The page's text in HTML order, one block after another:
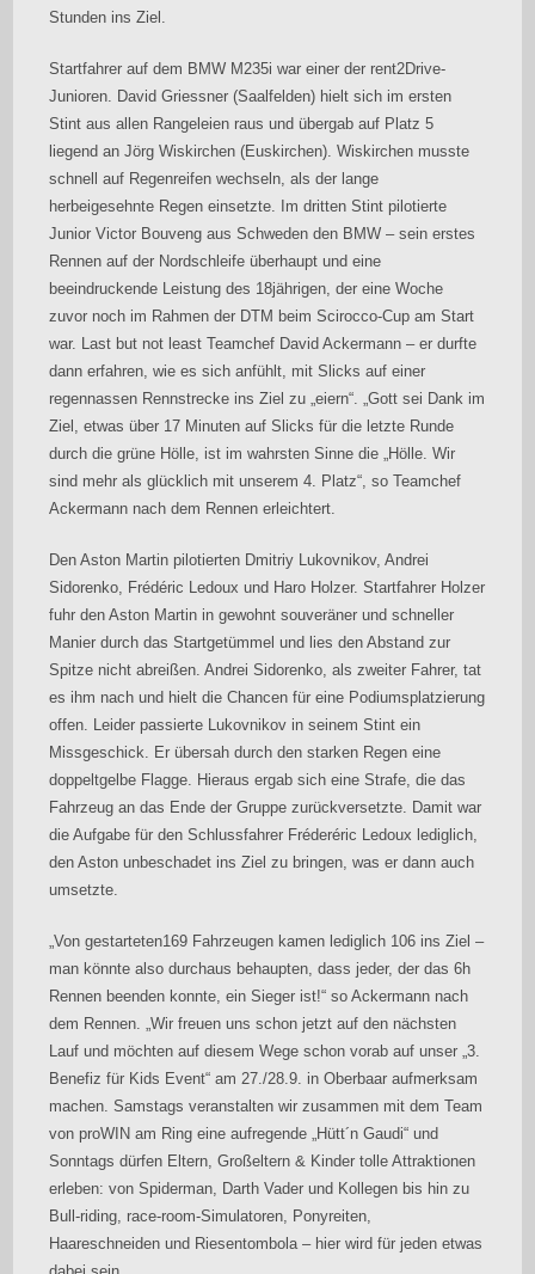
Stunden ins Ziel.
Startfahrer auf dem BMW M235i war einer der rent2Drive-
Junioren. David Griessner (Saalfelden) hielt sich im ersten
Stint aus allen Rangeleien raus und übergab auf Platz 5
liegend an Jörg Wiskirchen (Euskirchen). Wiskirchen musste
schnell auf Regenreifen wechseln, als der lange
herbeigesehnte Regen einsetzte. Im dritten Stint pilotierte
Junior Victor Bouveng aus Schweden den BMW – sein erstes
Rennen auf der Nordschleife überhaupt und eine
beeindruckende Leistung des 18jährigen, der eine Woche
zuvor noch im Rahmen der DTM beim Scirocco-Cup am Start
war. Last but not least Teamchef David Ackermann – er durfte
dann erfahren, wie es sich anfühlt, mit Slicks auf einer
regennassen Rennstrecke ins Ziel zu „eiern“. „Gott sei Dank im
Ziel, etwas über 17 Minuten auf Slicks für die letzte Runde
durch die grüne Hölle, ist im wahrsten Sinne die „Hölle. Wir
sind mehr als glücklich mit unserem 4. Platz“, so Teamchef
Ackermann nach dem Rennen erleichtert.
Den Aston Martin pilotierten Dmitriy Lukovnikov, Andrei
Sidorenko, Frédéric Ledoux und Haro Holzer. Startfahrer Holzer
fuhr den Aston Martin in gewohnt souveräner und schneller
Manier durch das Startgetümmel und lies den Abstand zur
Spitze nicht abreißen. Andrei Sidorenko, als zweiter Fahrer, tat
es ihm nach und hielt die Chancen für eine Podiumsplatzierung
offen. Leider passierte Lukovnikov in seinem Stint ein
Missgeschick. Er übersah durch den starken Regen eine
doppeltgelbe Flagge. Hieraus ergab sich eine Strafe, die das
Fahrzeug an das Ende der Gruppe zurückversetzte. Damit war
die Aufgabe für den Schlussfahrer Fréderéric Ledoux lediglich,
den Aston unbeschadet ins Ziel zu bringen, was er dann auch
umsetzte.
„Von gestarteten169 Fahrzeugen kamen lediglich 106 ins Ziel –
man könnte also durchaus behaupten, dass jeder, der das 6h
Rennen beenden konnte, ein Sieger ist!“ so Ackermann nach
dem Rennen. „Wir freuen uns schon jetzt auf den nächsten
Lauf und möchten auf diesem Wege schon vorab auf unser „3.
Benefiz für Kids Event“ am 27./28.9. in Oberbaar aufmerksam
machen. Samstags veranstalten wir zusammen mit dem Team
von proWIN am Ring eine aufregende „Hütt´n Gaudi“ und
Sonntags dürfen Eltern, Großeltern & Kinder tolle Attraktionen
erleben: von Spiderman, Darth Vader und Kollegen bis hin zu
Bull-riding, race-room-Simulatoren, Ponyreiten,
Haareschneiden und Riesentombola – hier wird für jeden etwas